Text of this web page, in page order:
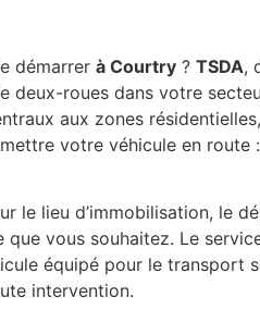
démarrer à Courtry ? TSDA,
deux-roues dans votre
aux zones
votre véhicule en route
le lieu d’immobilisation, le
que vous souhaitez. Le
équipé pour le transport
intervention.